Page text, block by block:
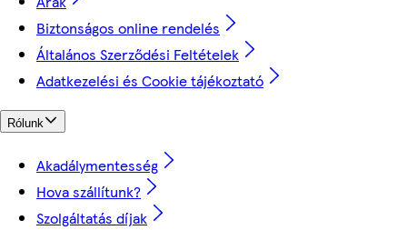
Biztonságos online rendelés
Általános Szerződési Feltételek
Adatkezelési és Cookie tájékoztató
Rólunk
Akadálymentesség
Hova szállítunk?
Szolgáltatás díjak